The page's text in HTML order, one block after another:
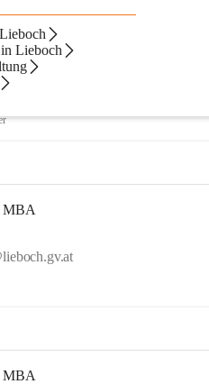
Lieboch
Kontakte
MBA
MBA